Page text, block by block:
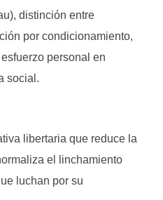
distinción entre
por condicionamiento,
personal en
social.
libertaria que reduce la
el linchamiento
luchan por su